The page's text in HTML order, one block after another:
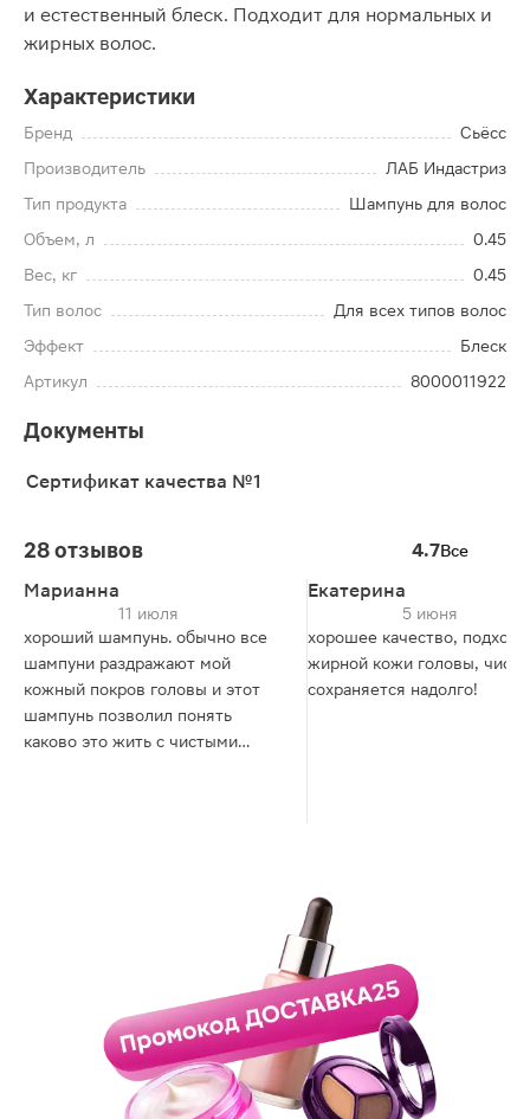
и естественный блеск. Подходит для нормальных и
жирных волос.
Характеристики
Бренд
Сьёсс
Производитель
ЛАБ Индастриз
Тип продукта
Шампунь для волос
Объем, л
0.45
Вес, кг
0.45
Тип волос
Для всех типов волос
Эффект
Блеск
Артикул
8000011922
Документы
Сертификат качества №1
28 отзывов 4.7Все
Марианна
11 июля
хороший шампунь. обычно все
шампуни раздражают мой
кожный покров головы и этот
шампунь позволил понять
каково это жить с чистыми
Екатерина
5 июня
хорошее качество,
жирной кожи головы,
сохраняется надолго!